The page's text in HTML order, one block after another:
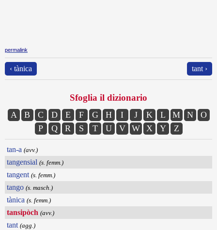
permalink
‹ tànica tant ›
Sfoglia il dizionario
A B C D E F G H I J K L M N
O
P
Q R S T U V W X Y Z
tan-a (avv.)
tangensial (s. femm.)
tangent (s. femm.)
tango (s. masch.)
tànica (s. femm.)
tansipòch (avv.)
tant (agg.)